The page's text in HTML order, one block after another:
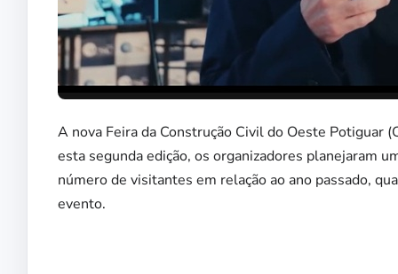
A nova Feira da Construção Civil do Oeste Potiguar
esta segunda edição, os organizadores planejaram
número de visitantes em relação ao ano passado,
evento.